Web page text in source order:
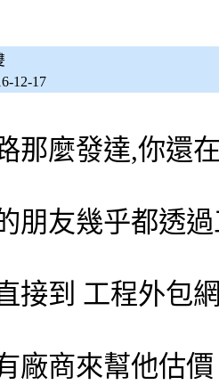
12-17
那麼發達,你還
朋友幾乎都透
接到 工程外包
廠商來幫他估價